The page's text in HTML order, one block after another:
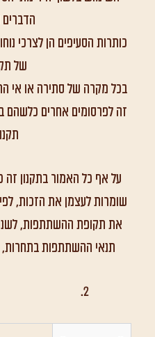
כותרות הסעיפים הן לצרכי
של
בכל מקרה של סתירה או אי
זה לפרסומים אחרים כלשהם
על אף כל האמור בתקנון זה
שומרות לעצמן את הזכות,
את תקופת ההשתתפות,
תנאי ההשתתפות